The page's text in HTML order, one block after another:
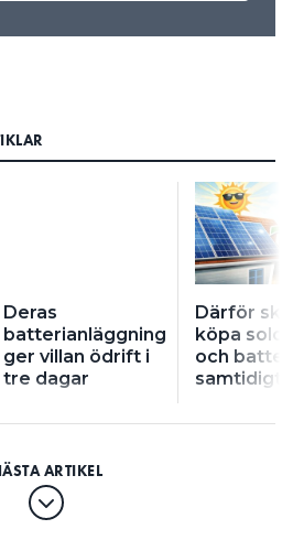
Deras
batterianläggning
ger villan ödrift i
tre dagar
Därför
köpa
och
samtidigt